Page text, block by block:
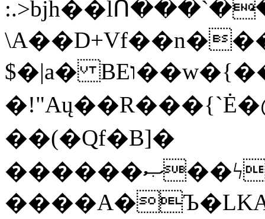
$�|a� BEו��w�{���;���q�X��d%�������W� hU�(�1�Ū}9�S�F<��i�L3�;�
��(�Qf�B]�
������ޞ��ϟak��r��_39$�8�p���7�2�yIZ�R��x��/